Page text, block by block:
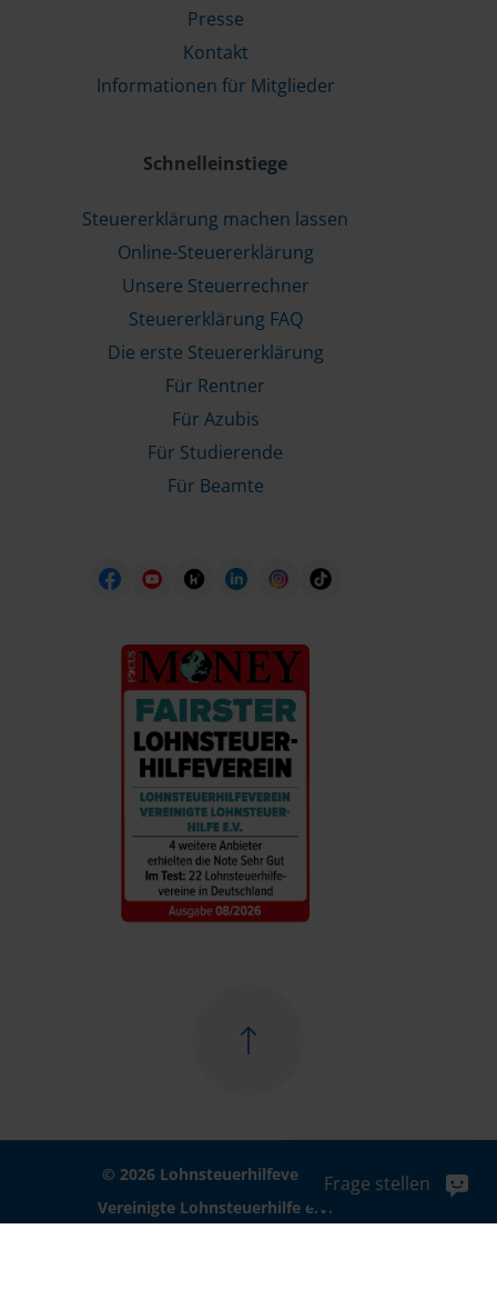
Presse
Kontakt
Informationen für Mitglieder
Schnelleinstiege
Steuererklärung machen lassen
Online-Steuererklärung
Unsere Steuerrechner
Steuererklärung FAQ
Die erste Steuererklärung
Für Rentner
Für Azubis
Für Studierende
Für Beamte
© 2026 Lohnsteuerhilfeverein
Vereinigte Lohnsteuerhilfe e.V.
Frage stellen